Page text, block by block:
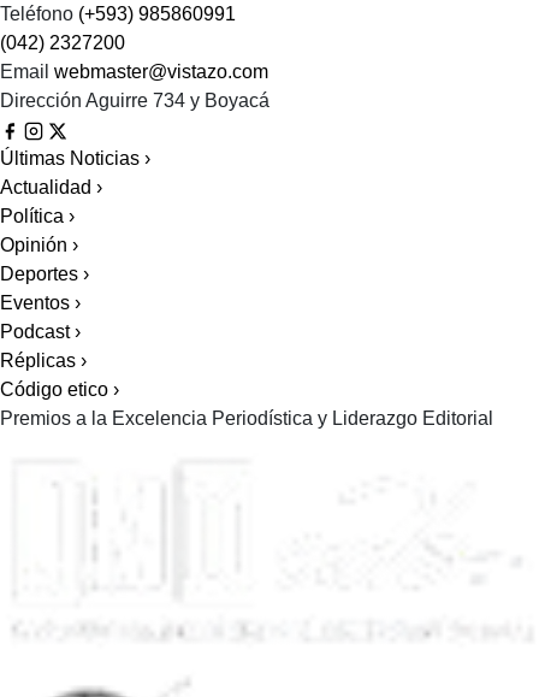
Teléfono (+593) 985860991
(042) 2327200
Email webmaster@vistazo.com
Dirección Aguirre 734 y Boyacá
Últimas Noticias ›
Actualidad ›
Política ›
Opinión ›
Deportes ›
Eventos ›
Podcast ›
Réplicas ›
Código etico ›
Premios a la Excelencia Periodística y Liderazgo Editorial